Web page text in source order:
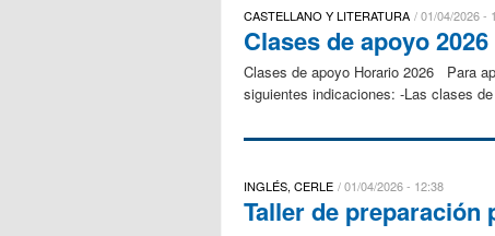
CASTELLANO Y LITERATURA 01/04/2026 -
Clases de apoyo 2026
Clases de apoyo Horario 2026 Para
siguientes indicaciones: -Las clases
INGLÉS, CERLE 01/04/2026 - 12:38
Taller de preparación